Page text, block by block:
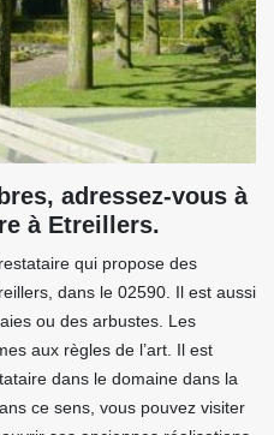
adressez-vous à
à Etreillers.
qui propose des
dans le 02590. Il est aussi
ou des arbustes. Les
aux règles de l’art. Il est
dans le domaine dans la
ce sens, vous pouvez visiter